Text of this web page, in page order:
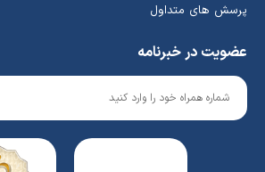
پرسش های متداول
عضویت در خبرنامه